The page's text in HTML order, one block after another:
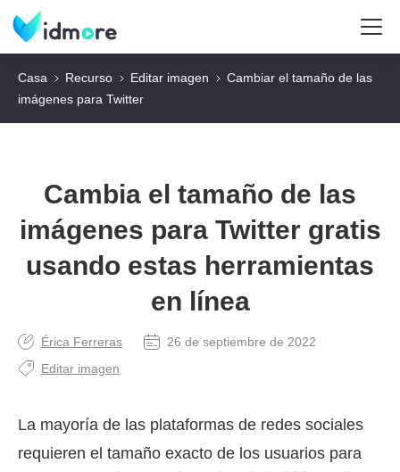
Casa Recurso Editar imagen
Cambiar el tamaño de las
imágenes para Twitter
Cambia el tamaño de las
imágenes para Twitter gratis
usando estas herramientas
en línea
Érica Ferreras
26 de septiembre de 2022
Editar imagen
La mayoría de las plataformas de redes sociales
requieren el tamaño exacto de los usuarios para